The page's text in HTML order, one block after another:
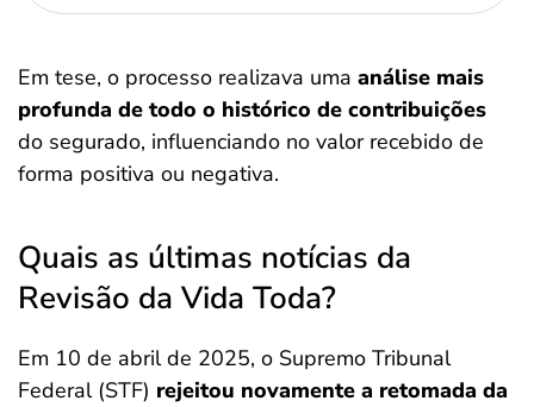
Em tese, o processo realizava uma análise mais
profunda de todo o histórico de contribuições
do segurado, influenciando no valor recebido de
forma positiva ou negativa.
Quais as últimas notícias da
Revisão da Vida Toda?
Em 10 de abril de 2025, o Supremo Tribunal
Federal (STF) rejeitou novamente a retomada da